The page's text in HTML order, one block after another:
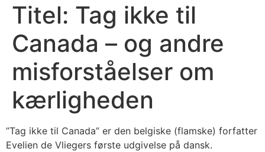
Titel: Tag ikke til
Canada – og andre
misforståelser om
kærligheden
”Tag ikke til Canada” er den belgiske (flamske) forfatter
Evelien de Vliegers første udgivelse på dansk.